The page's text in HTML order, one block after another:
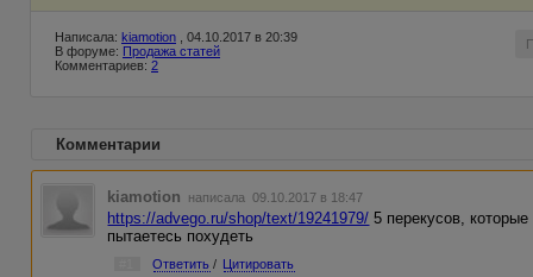
Написала: kiamotion , 04.10.2017 в 20:39
В форуме: Продажа статей
Комментариев: 2
Комментарии
kiamotion написала 09.10.2017 в 18:47
https://advego.ru/shop/text/19241979/ 5 перекусов,
пытаетесь похудеть
Ответить / Цитировать